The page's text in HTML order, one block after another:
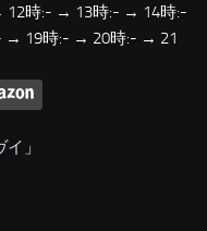
時:- → 13時:- → 14時:-
→ 19時:- → 20時:- → 21
イ 」